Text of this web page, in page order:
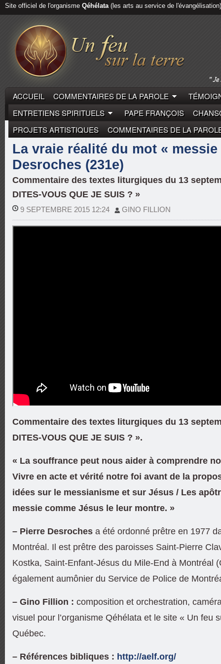
Site officiel de l'organisme Qéhélata(les arts au service de l'évangélisation)
ACCUEIL COMMENTAIRES DE LA PAROLE
ENTRETIENS SPIRITUELS
PAPE FRANÇOIS
PROJETS ARTISTIQUES
COMMENTAIRES DE LA
COMMENTAIRES DE LA PAROLE PIERRE
La vraie réalité du mot « messie
Desroches (231e)
Commentaire des textes liturgiques du 13
DITES-VOUS QUE JE SUIS ? »
9 SEPTEMBRE 2015 12:24 GINO FILLION
Commentaire des textes liturgiques du 13
DITES-VOUS QUE JE SUIS ? ».
« La souffrance peut nous aider à comprendre
Vivre en acte et vérité notre foi avant de la
idées sur le messianisme et sur Jésus / Les
messie comme Jésus le leur montre. »
– Pierre Desroches a été ordonné prêtre en 1977
Montréal. Il est prêtre des paroisses Saint-Pierre
Kostka, Saint-Enfant-Jésus du Mile-End à Montréal
également aumônier du Service de Police de
– Gino Fillion : composition et orchestration,
visuel pour l’organisme Qéhélata et le site « Un feu
Québec.
– Références bibliques : http://aelf.org/